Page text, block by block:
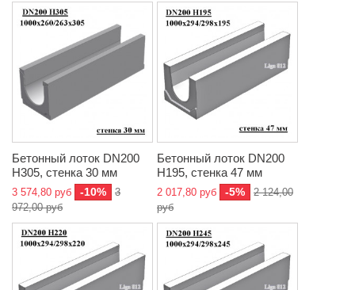
Бетонный лоток DN200
H305, стенка 30 мм
3 574,80 руб -10%
3
972,00 руб
Бетонный лоток DN200
H195, стенка 47 мм
2 017,80 руб -5%
2 124,00
руб